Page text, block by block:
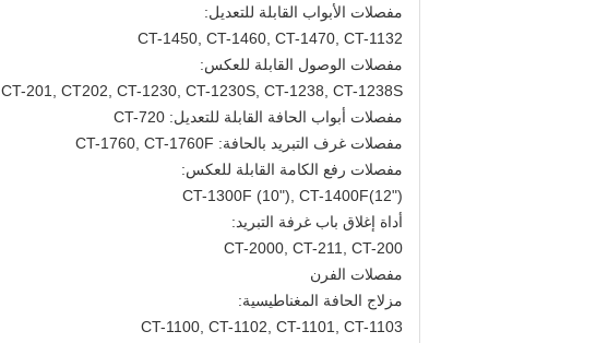
مفصلات الأبواب القابلة للتعديل:
CT-1450, CT-1460, CT-1470, CT-1132
مفصلات الوصول القابلة للعكس:
CT-201, CT202, CT-1230, CT-1230S, CT-1238, CT-1238S
مفصلات أبواب الحافة القابلة للتعديل: CT-720
مفصلات غرف التبريد بالحافة: CT-1760, CT-1760F
مفصلات رفع الكامة القابلة للعكس:
CT-1300F (10"), CT-1400F(12")
أداة إغلاق باب غرفة التبريد:
CT-2000, CT-211, CT-200
مفصلات الفرن
مزلاج الحافة المغناطيسية:
CT-1100, CT-1102, CT-1101, CT-1103